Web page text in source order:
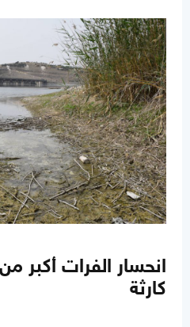
انحسار الفرات أكبر
كارثة